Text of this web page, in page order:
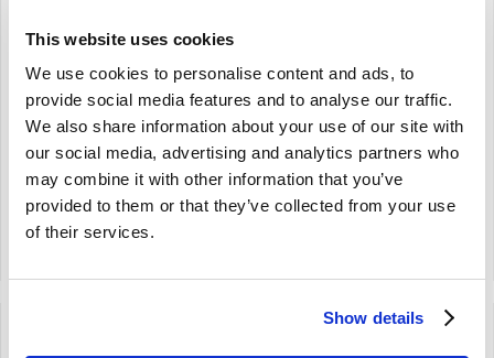
This website uses cookies
We use cookies to personalise content and ads, to
provide social media features and to analyse our traffic.
We also share information about your use of our site with
our social media, advertising and analytics partners who
may combine it with other information that you’ve
provided to them or that they’ve collected from your use
of their services.
Show details
€3,50
Exkl. MwSt
Artikelnummer: 9152606
Pv Duett
Amazon
P1800
€10,00
Exkl. MwSt